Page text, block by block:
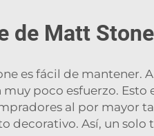
de Matt
es fácil de mantener.
poco esfuerzo.
al por mayor
decorativo. Así, un solo